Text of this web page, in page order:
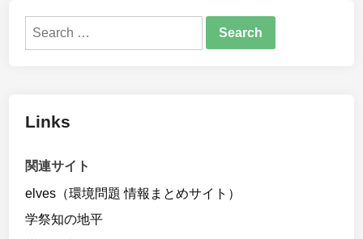
Search
Links
関連サイト
elves（環境問題 情報まとめサイト）
学祭知の地平